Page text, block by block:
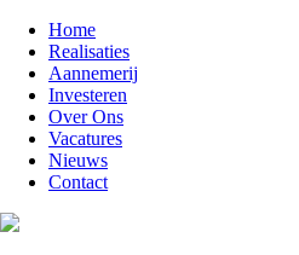
Home
Realisaties
Aannemerij
Investeren
Over Ons
Vacatures
Nieuws
Contact